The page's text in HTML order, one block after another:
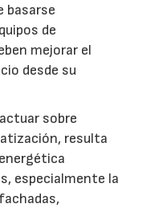
basarse
de
mejorar el
desde su
sobre
resulta
especialmente la